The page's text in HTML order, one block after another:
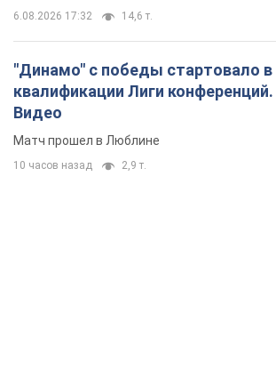
6.08.2026 17:32 14,6 т.
"Динамо" с победы стартовало в
квалификации Лиги конференций.
Видео
Матч прошел в Люблине
10 часов назад 2,9 т.